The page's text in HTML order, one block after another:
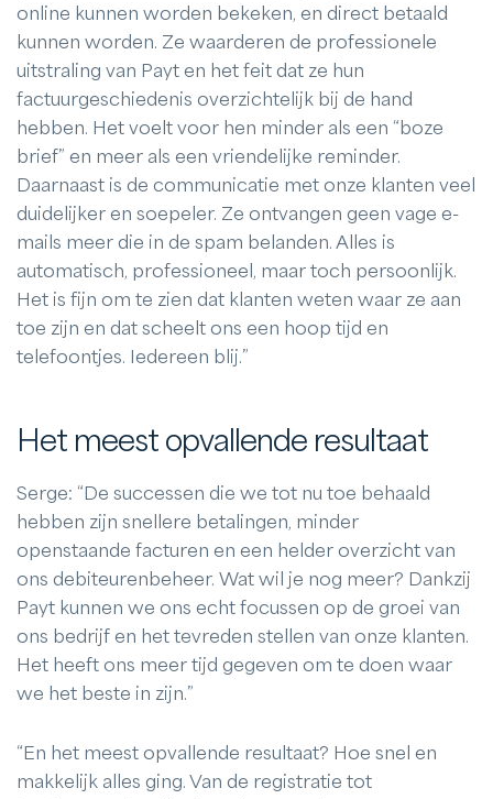
online kunnen worden bekeken, en direct betaald
kunnen worden. Ze waarderen de professionele
uitstraling van Payt en het feit dat ze hun
factuurgeschiedenis overzichtelijk bij de hand
hebben. Het voelt voor hen minder als een “boze
brief” en meer als een vriendelijke reminder.
Daarnaast is de communicatie met onze klanten veel
duidelijker en soepeler. Ze ontvangen geen vage e-
mails meer die in de spam belanden. Alles is
automatisch, professioneel, maar toch persoonlijk.
Het is fijn om te zien dat klanten weten waar ze aan
toe zijn en dat scheelt ons een hoop tijd en
telefoontjes. Iedereen blij.”
Het meest opvallende resultaat
Serge: “De successen die we tot nu toe behaald
hebben zijn snellere betalingen, minder
openstaande facturen en een helder overzicht van
ons debiteurenbeheer. Wat wil je nog meer? Dankzij
Payt kunnen we ons echt focussen op de groei van
ons bedrijf en het tevreden stellen van onze klanten.
Het heeft ons meer tijd gegeven om te doen waar
we het beste in zijn.”
“En het meest opvallende resultaat? Hoe snel en
makkelijk alles ging. Van de registratie tot